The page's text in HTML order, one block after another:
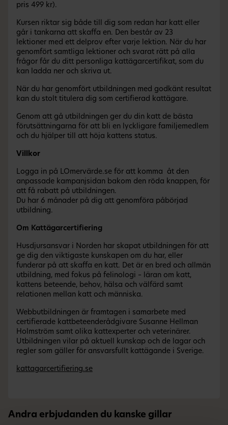
pris 499 kr).
Kursen riktar sig både till dig som redan har katt eller
går i tankarna att skaffa en. Den består av 23
lektioner med ett delprov efter varje lektion. När du har
genomfört samtliga lektioner och svarat rätt på alla
frågor får du ditt personliga kattägarcertifikat, som du
kan ladda ner och skriva ut.
När du har genomfört utbildningen med godkänt resultat
kan du stolt titulera dig som certifierad kattägare.
Genom att gå utbildningen ger du din katt de bästa
förutsättningarna för att bli en lyckligare familjemedlem
och du hjälper till att höja kattens status.
Villkor
Logga in på LOmervärde.se för att komma åt den
anpassade kampanjsidan bakom den röda knappen, för
att få rabatt på utbildningen.
Du har 6 månader på dig att genomföra påbörjad
utbildning.
Om Kattägarcertifiering
Husdjursansvar i Norden har skapat utbildningen för att
ge dig den viktigaste kunskapen om du har, eller
funderar på att skaffa en katt. Det är en bred och allmän
utbildning, med fokus på felinologi – läran om katt,
kattens beteende, behov, hälsa och välfärd samt
relationen mellan katt och människa.
Webbutbildningen är framtagen i samarbete med
certifierade kattbeteenderådgivare Susanne Hellman
Holmström samt olika kattexperter och veterinärer.
Utbildningen vilar på aktuell kunskap och de lagar och
regler som gäller för ansvarsfullt kattägande i Sverige.
kattagarcertifiering.se
Andra erbjudanden du kanske gillar